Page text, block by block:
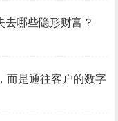
哪些隐形财富？
而是通往客户的数字